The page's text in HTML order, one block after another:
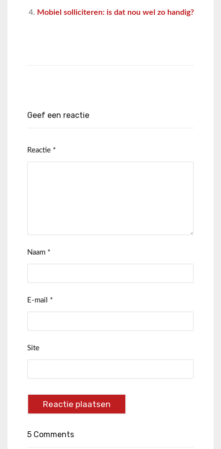
Mobiel solliciteren: is dat nou wel zo handig?
Geef een reactie
Reactie *
Naam *
E-mail *
Site
5 Comments